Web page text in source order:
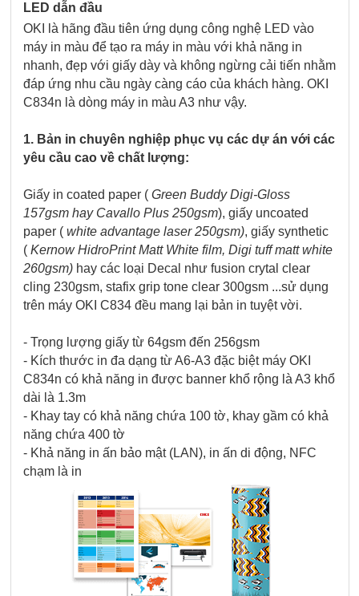
LED dẫn đầu
OKI là hãng đầu tiên ứng dụng công nghệ LED vào
máy in màu để tạo ra máy in màu với khả năng in
nhanh, đẹp với giấy dày và không ngừng cải tiến nhằm
đáp ứng nhu cầu ngày càng cáo của khách hàng. OKI
C834n là dòng máy in màu A3 như vậy.
1. Bản in chuyên nghiệp phục vụ các dự án với các
yêu cầu cao về chất lượng:
Giấy in coated paper ( Green Buddy Digi-Gloss
157gsm hay Cavallo Plus 250gsm), giấy uncoated
paper ( white advantage laser 250gsm), giấy synthetic
( Kernow HidroPrint Matt White film, Digi tuff matt white
260gsm) hay các loại Decal như fusion crytal clear
cling 230gsm, stafix grip tone clear 300gsm ...sử dụng
trên máy OKI C834 đều mang lại bản in tuyệt vời.
- Trọng lượng giấy từ 64gsm đến 256gsm
- Kích thước in đa dạng từ A6-A3 đặc biệt máy OKI
C834n có khả năng in được banner khổ rộng là A3 khổ
dài là 1.3m
- Khay tay có khả năng chứa 100 tờ, khay gầm có khả
năng chứa 400 tờ
- Khả năng in ấn bảo mật (LAN), in ấn di động, NFC
chạm là in